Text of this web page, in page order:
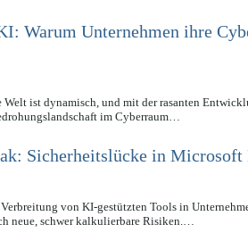
Warum Unternehmen ihre
ist dynamisch, und mit der rasanten
im Cyberraum…
Sicherheitslücke in
Verbreitung von KI-gestützten Tools in
neue, schwer kalkulierbare Risiken.…